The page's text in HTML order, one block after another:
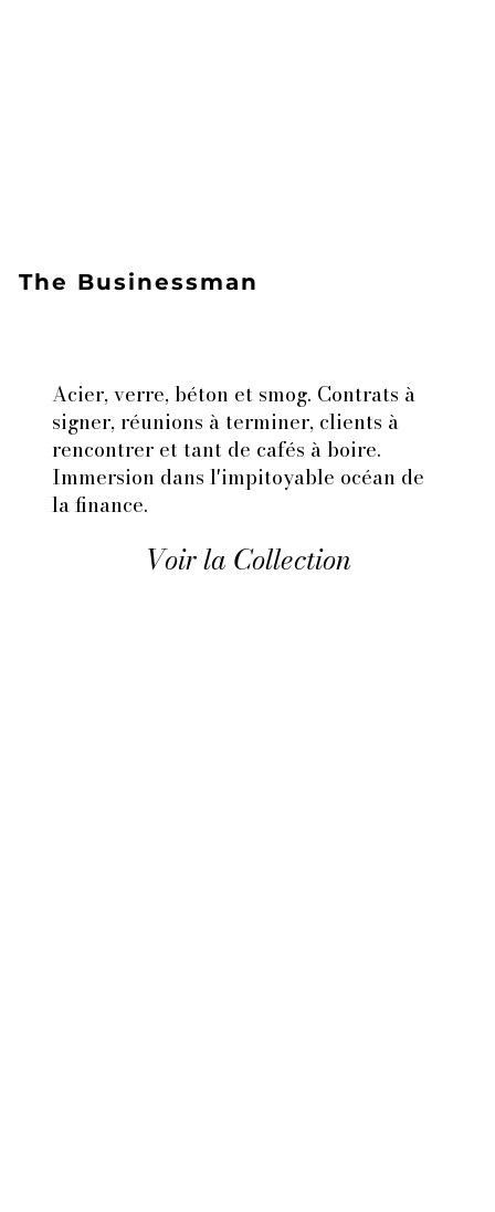
The Businessman
Acier, verre, béton et smog. Contrats à
signer, réunions à terminer, clients à
rencontrer et tant de cafés à boire.
Immersion dans l'impitoyable océan de
la finance.
Voir la Collection